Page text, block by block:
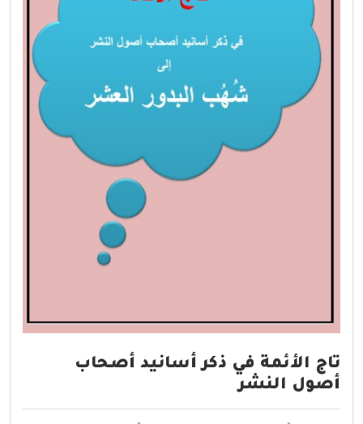
تاج الأئمة في ذكر أسانيد أصحاب
أصول النشر